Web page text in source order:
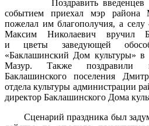
Поздравить введенцев со
событием приехал мэр
пожелал им благополучия, а селу
Максим Николаевич вручил
и цветы заведующей
«Баклашинский Дом культуры» в
Мазур. Также поздравили
Баклашинского поселения
отдела культуры администрации
директор Баклашинского Дома
Сценарий праздника был